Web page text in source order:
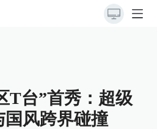
T台”首秀：超级
风跨界碰撞